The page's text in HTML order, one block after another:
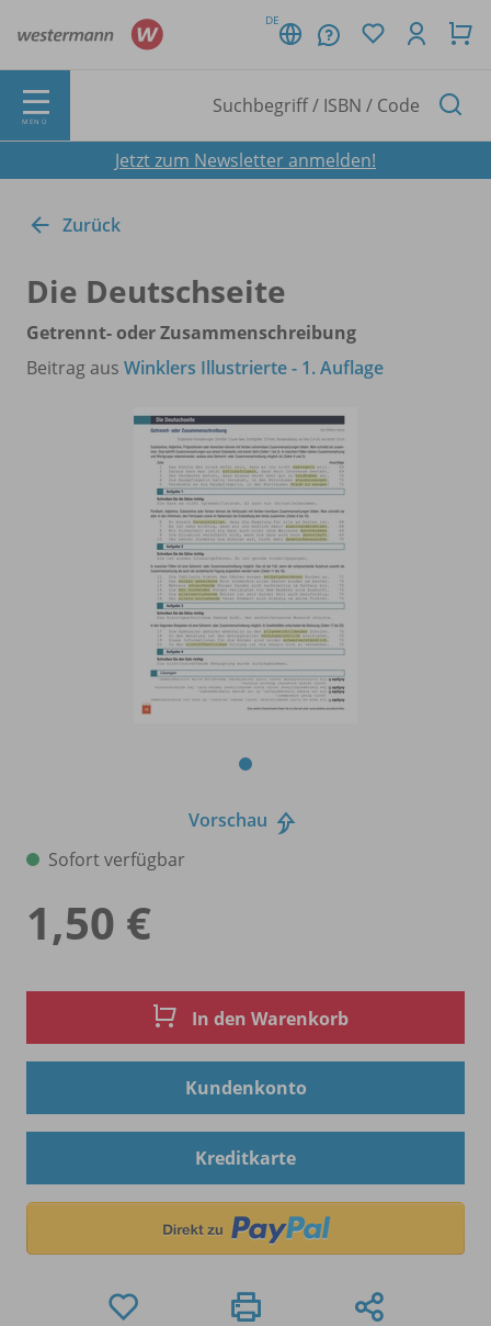
DE
MENÜ
Jetzt zum Newsletter anmelden!
Zurück
Die Deutschseite
Getrennt- oder Zusammenschreibung
Beitrag aus Winklers Illustrierte - 1. Auflage
Vorschau
Sofort verfügbar
1,50 €
In den Warenkorb
Kundenkonto
Kreditkarte